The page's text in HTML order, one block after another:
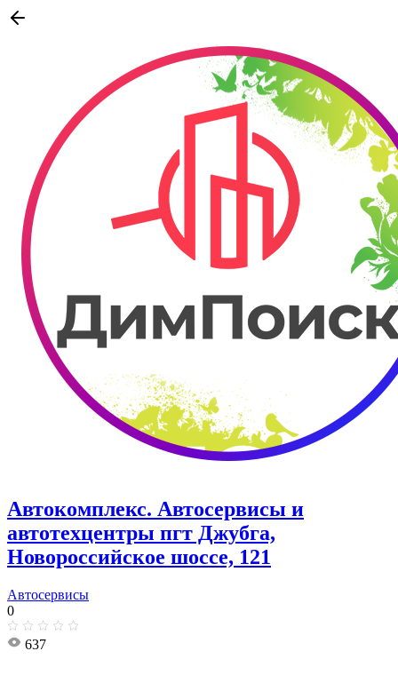
Автокомплекс. Автосервисы и
автотехцентры пгт Джубга,
Новороссийское шоссе, 121
Автосервисы
0
637